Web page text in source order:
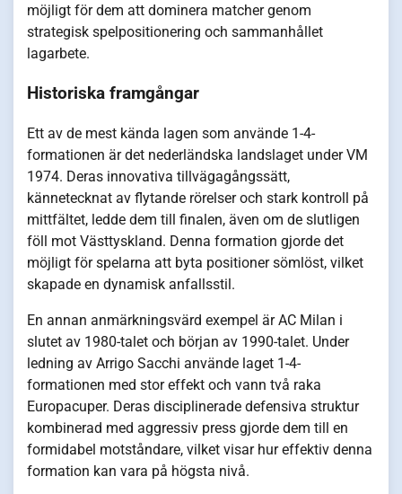
möjligt för dem att dominera matcher genom
strategisk spelpositionering och sammanhållet
lagarbete.
Historiska framgångar
Ett av de mest kända lagen som använde 1-4-
formationen är det nederländska landslaget under VM
1974. Deras innovativa tillvägagångssätt,
kännetecknat av flytande rörelser och stark kontroll på
mittfältet, ledde dem till finalen, även om de slutligen
föll mot Västtyskland. Denna formation gjorde det
möjligt för spelarna att byta positioner sömlöst, vilket
skapade en dynamisk anfallsstil.
En annan anmärkningsvärd exempel är AC Milan i
slutet av 1980-talet och början av 1990-talet. Under
ledning av Arrigo Sacchi använde laget 1-4-
formationen med stor effekt och vann två raka
Europacuper. Deras disciplinerade defensiva struktur
kombinerad med aggressiv press gjorde dem till en
formidabel motståndare, vilket visar hur effektiv denna
formation kan vara på högsta nivå.